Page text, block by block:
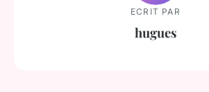
ECRIT PAR
hugues